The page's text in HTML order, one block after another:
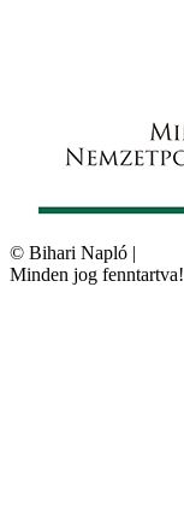
© Bihari Napló |
Minden jog fenntartva!